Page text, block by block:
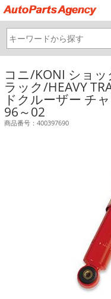
コニ/KONI ショ
ラック/HEAVY
ドクルーザー チ
96～02
商品番号：400397690